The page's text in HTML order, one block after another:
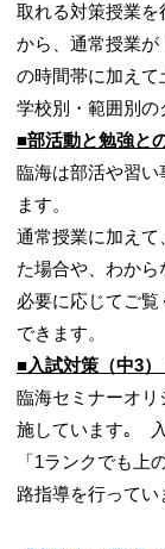
取れる対策授業
から、通常授業
の時間帯に加えて
学校別・範囲別の
■部活動と勉強と
臨海は部活や習い
ます。
通常授業に加えて
た場合や、わから
必要に応じてご
できます。
■入試対策（中3
臨海セミナーオ
施しています｡
「1ランクでも上
路指導を行ってい